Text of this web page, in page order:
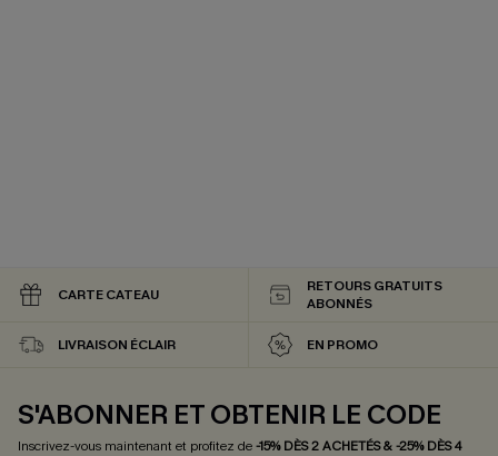
CARTE CATEAU
RETOURS GRATUITS
ABONNÉS
LIVRAISON ÉCLAIR EN PROMO
S'ABONNER ET OBTENIR LE CODE
Inscrivez-vous maintenant et profitez de-15% DÈS 2 ACHETÉS & -25% DÈS 4